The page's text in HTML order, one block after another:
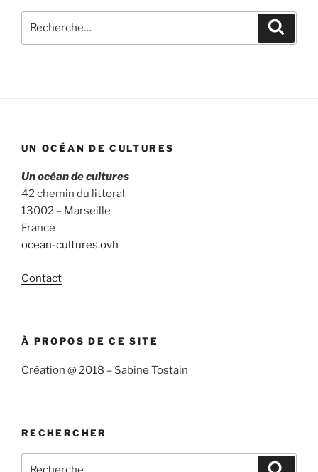
pour
UN OCÉAN DE CULTURES
Un océan de cultures
42 chemin du littoral
13002 – Marseille
France
ocean-cultures.ovh
Contact
À PROPOS DE CE SITE
Création @ 2018 – Sabine Tostain
RECHERCHER